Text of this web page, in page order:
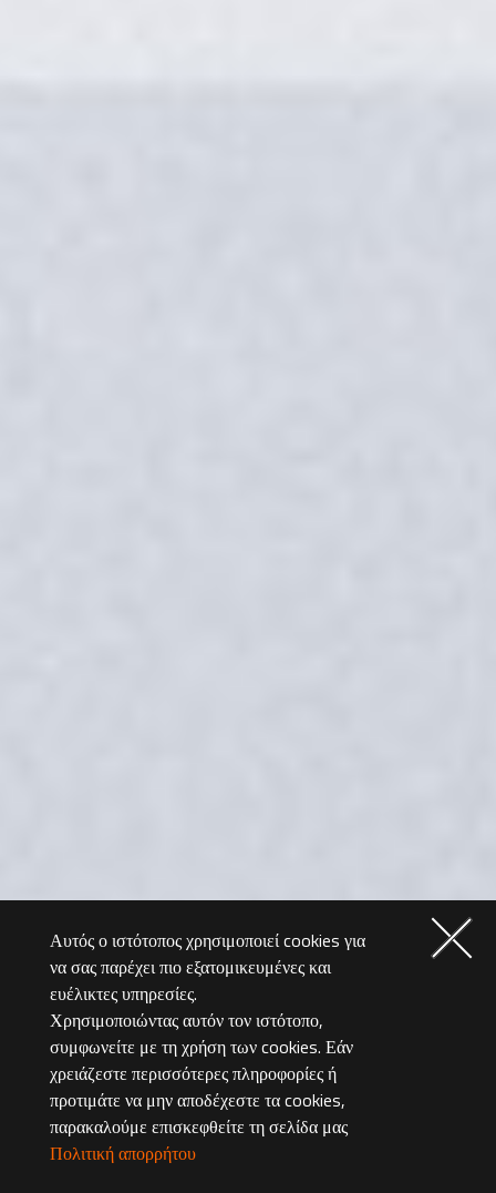
Αυτός ο ιστότοπος χρησιμοποιεί cookies για
να σας παρέχει πιο εξατομικευμένες και
ευέλικτες υπηρεσίες.
Χρησιμοποιώντας αυτόν τον ιστότοπο,
συμφωνείτε με τη χρήση των cookies. Εάν
χρειάζεστε περισσότερες πληροφορίες ή
προτιμάτε να μην αποδέχεστε τα cookies,
παρακαλούμε επισκεφθείτε τη σελίδα μας
Πολιτική απορρήτου